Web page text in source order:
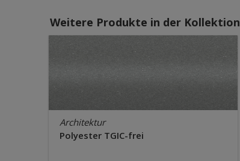
Weitere Produkte in der Kollektion
Architektur
Polyester TGIC-frei